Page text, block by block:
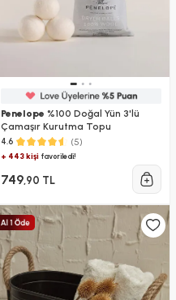
Penelope %100 Doğal Yün 3'lü
Çamaşır Kurutma Topu
4.6 (5)
+ 443 kişifavoriledi!
749,90 TL